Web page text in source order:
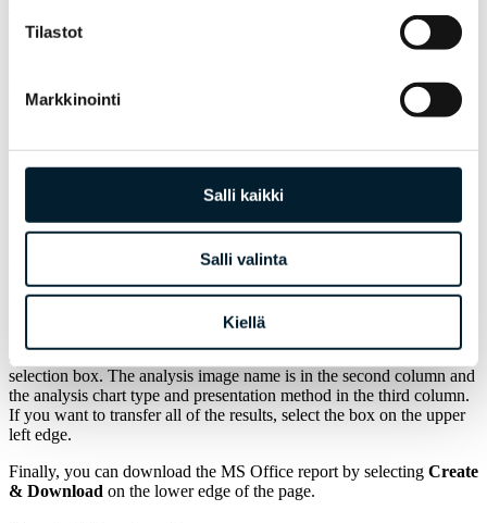
Tilastot
Markkinointi
Salli kaikki
Salli valinta
Kiellä
MS Officefrom the analysis tree. A table will open in the centre of
the page from which you can select the results to be transferred.
First choose what format you want to doswnload the report in: the
options are Word (.docx) and PowerPoint (.pptx). If you have
filtered the material, you can check offInclude limitation
descriptionswhich will display the selected filters in the report.
analyses you want from the table’s first column by checking the
selection box. The analysis image name is in the second column and
the analysis chart type and presentation method in the third column.
If you want to transfer all of the results, select the box on the upper
left edge.
Finally, you can download the MS Office report by selecting Create
& Download on the lower edge of the page.